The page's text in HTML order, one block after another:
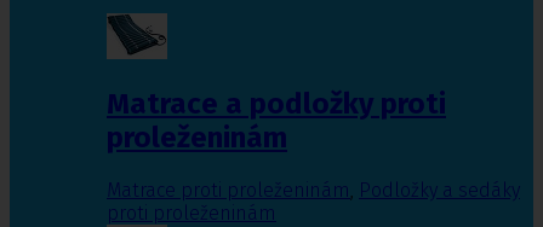
Matrace a podložky proti
proleženinám
Matrace proti proleženinám, Podložky a sedáky
proti proleženinám